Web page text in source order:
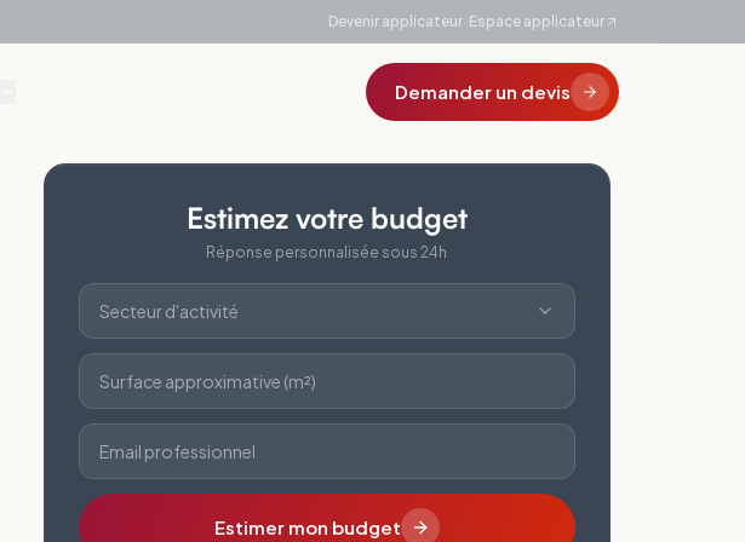
Devenir applicateur· Espace applicateur
Demander un devis
Estimez votre budget
Réponse personnalisée sous 24h
Secteur d'activité
Surface approximative (m²)
Email professionnel
Estimer mon budget